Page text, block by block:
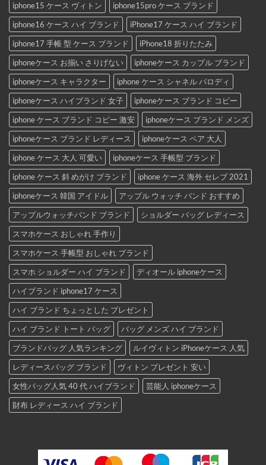
iphone15 ケース ヴィトン
iphone15pro ケース ブランド
iphone16 ケース ハイ ブランド
iPhone17 ケース ハイ ブランド
iphone17 手帳 型 ケース ブランド
iPhone18 折りたたみ
iphoneケース お揃い さりげない
iphoneケース カップル ブランド
iphoneケース キャラクター
iphone ケース シャネル パロディ
iphoneケース ハイブランド 女子
iphoneケース ブランド コピー
iphone ケース ブランド コピー 激安
iphoneケース ブランド メンズ
iphoneケース ブランド レディース
iphoneケース ペア 大人
iphone ケース 大人 可愛い
iphoneケース 手帳型 ブランド
iphone ケース 斜 めがけ ブランド
iphone ケース 海外 セレブ 2021
iphoneケース 韓国 アイドル
アップル ウォッチ バンド おすすめ
アップルウォッチバンド ブランド
ショルダー バッグ レディース
スマホケース おしゃれ 手作り
スマホケース 手帳型 おしゃれ ブランド
スマホ ショルダー ハイ ブランド
ディオール iphoneケース
ハイブランド iphone17 ケース
ハイ ブランド ちょっとした プレゼント
ハイ ブランド トート バッグ
バッグ メンズ ハイ ブランド
ブランドバッグ 人気ランキング
ルイヴィトン iPhoneケース 人気
レディースバッグ ブランド
ヴィトン プレゼント 安い
女性バッグ人気 40 代 ハイブランド
芸能人 iphoneケース
財布 レディース ハイ ブランド